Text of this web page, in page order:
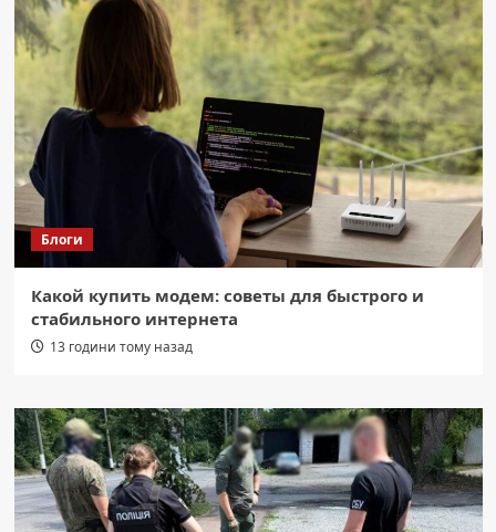
Блоги
Какой купить модем: советы для быстрого и
стабильного интернета
13 години тому назад